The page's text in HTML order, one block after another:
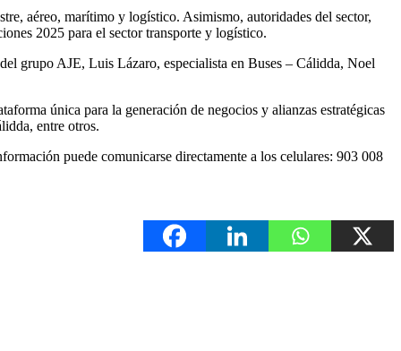
aéreo, marítimo y logístico. Asimismo, autoridades del sector,
2025 para el sector transporte y logístico.
grupo AJE, Luis Lázaro, especialista en Buses – Cálidda, Noel
única para la generación de negocios y alianzas estratégicas
entre otros.
puede comunicarse directamente a los celulares: 903 008